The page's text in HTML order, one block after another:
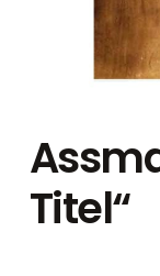
Titel“